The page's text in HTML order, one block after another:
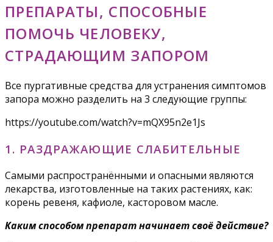
ПРЕПАРАТЫ, СПОСОБНЫЕ
ПОМОЧЬ ЧЕЛОВЕКУ,
СТРАДАЮЩИМ ЗАПОРОМ
Все пургативные средства для устранения симптомов
запора можно разделить на 3 следующие группы:
https://youtube.com/watch?v=mQX95n2e1Js
1. РАЗДРАЖАЮЩИЕ СЛАБИТЕЛЬНЫЕ
Самыми распространёнными и опасными являются
лекарства, изготовленные на таких растениях, как:
корень ревеня, кафиоле, касторовом масле.
Каким способом препарат начинает своё действие?